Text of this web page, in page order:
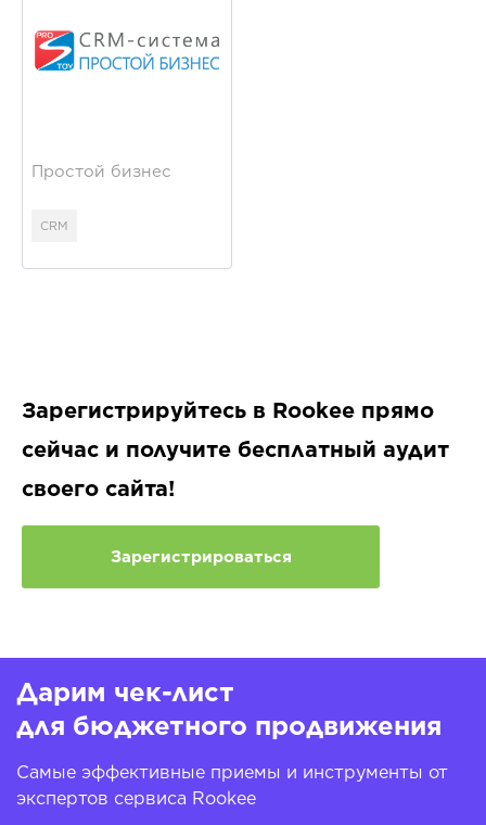
Простой бизнес
CRM
Зарегистрируйтесь в Rookee прямо
сейчас и получите бесплатный аудит
своего сайта!
Зарегистрироваться
Дарим чек-лист
для бюджетного продвижения
Самые эффективные приемы и инструменты от
экспертов сервиса Rookee